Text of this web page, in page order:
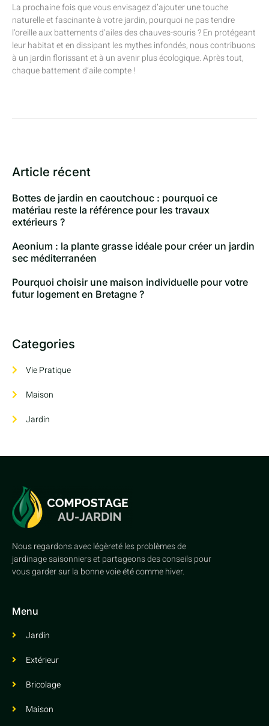
La prochaine fois que vous envisagez d’ajouter une touche
naturelle et fascinante à votre jardin, pourquoi ne pas tendre
l’oreille aux battements d’ailes des chauves-souris ? En protégeant
leur habitat et en dissipant les mythes infondés, nous contribuons
à un jardin florissant et à un avenir plus écologique. Après tout,
chaque battement d’aile compte !
Article récent
Bottes de jardin en caoutchouc : pourquoi ce
matériau reste la référence pour les travaux
extérieurs ?
Aeonium : la plante grasse idéale pour créer un jardin
sec méditerranéen
Pourquoi choisir une maison individuelle pour votre
futur logement en Bretagne ?
Categories
Vie Pratique
Maison
Jardin
Nous regardons avec légèreté les problèmes de
jardinage saisonniers et partageons des conseils pour
vous garder sur la bonne voie été comme hiver.
Menu
Jardin
Extérieur
Bricolage
Maison